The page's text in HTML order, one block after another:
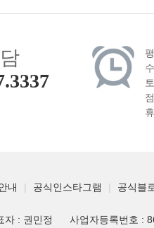
내 | 공식인스타그램 | 공식블
자 : 권민정 사업자등록번호 :